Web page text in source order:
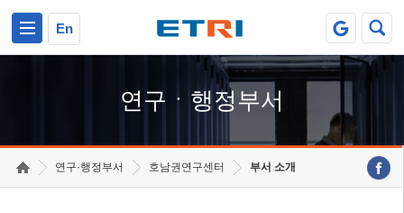
En
연구ㆍ행정부서
연구·행정부서 호남권연구센터 부서 소개